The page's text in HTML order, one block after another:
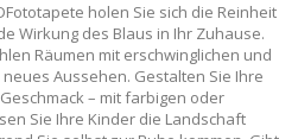
holen Sie sich die Reinheit
Wirkung des Blaus in Ihr Zuhause.
Räumen mit erschwinglichen und
Aussehen. Gestalten Sie Ihre
– mit farbigen oder
Sie Ihre Kinder die Landschaft